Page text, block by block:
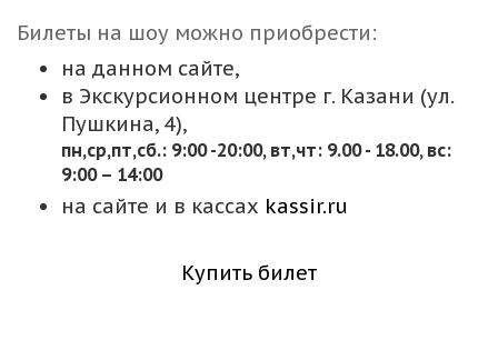
Билеты на шоу можно приобрести:
на данном сайте,
в Экскурсионном центре г. Казани (ул.
Пушкина, 4),
пн,cр,пт,сб.: 9:00 -20:00, вт,чт: 9.00 - 18.00, вс:
9:00 – 14:00
на сайте и в кассах kassir.ru
Купить билет